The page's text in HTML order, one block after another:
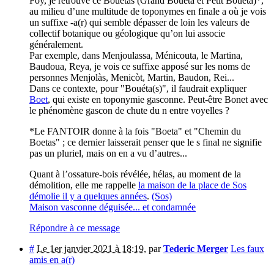
au milieu d’une multitude de toponymes en finale a où je vois
un suffixe -a(r) qui semble dépasser de loin les valeurs de
collectif botanique ou géologique qu’on lui associe
généralement.
Par exemple, dans Menjoulassa, Ménicouta, le Martina,
Baudoua, Reya, je vois ce suffixe apposé sur les noms de
personnes Menjolàs, Menicòt, Martin, Baudon, Rei...
Dans ce contexte, pour "Bouéta(s)", il faudrait expliquer
Boet, qui existe en toponymie gasconne. Peut-être Bonet avec
le phénomène gascon de chute du n entre voyelles ?
*Le FANTOIR donne à la fois "Boeta" et "Chemin du
Boetas" ; ce dernier laisserait penser que le s final ne signifie
pas un pluriel, mais on en a vu d’autres...
Quant à l’ossature-bois révélée, hélas, au moment de la
démolition, elle me rappelle la maison de la place de Sos
démolie il y a quelques années. (Sos)
Maison vasconne déguisée... et condamnée
Répondre à ce message
# Le 1er janvier 2021 à 18:19, parTederic Merger Les faux
amis en a(r)